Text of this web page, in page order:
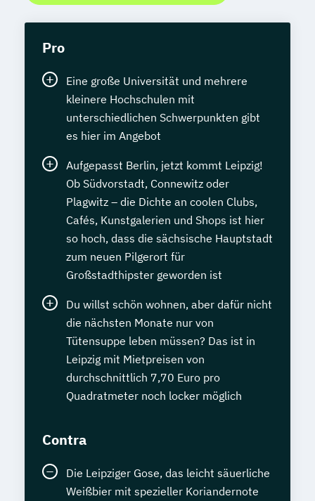
Pro
Eine große Universität und mehrere
kleinere Hochschulen mit
unterschiedlichen Schwerpunkten gibt
es hier im Angebot
Aufgepasst Berlin, jetzt kommt Leipzig!
Ob Südvorstadt, Connewitz oder
Plagwitz – die Dichte an coolen Clubs,
Cafés, Kunstgalerien und Shops ist hier
so hoch, dass die sächsische Hauptstadt
zum neuen Pilgerort für
Großstadthipster geworden ist
Du willst schön wohnen, aber dafür nicht
die nächsten Monate nur von
Tütensuppe leben müssen? Das ist in
Leipzig mit Mietpreisen von
durchschnittlich 7,70 Euro pro
Quadratmeter noch locker möglich
Contra
Die Leipziger Gose, das leicht säuerliche
Weißbier mit spezieller Koriandernote